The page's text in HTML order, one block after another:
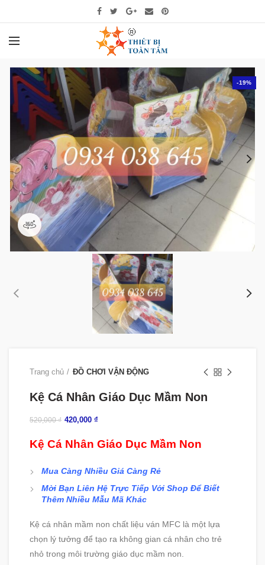
-19%
360 product view
Trang chủ ĐỒ CHƠI VẬN ĐỘNG
Kệ Cá Nhân Giáo Dục Mầm Non
520,000₫ 420,000 ₫
Kệ Cá Nhân Giáo Dục Mầm Non
Mua Càng Nhiều Giá Càng Rẻ
Mời Bạn Liên Hệ Trực Tiếp Với Shop Để Biết
Thêm Nhiều Mẫu Mã Khác
Kệ cá nhân mầm non chất liệu ván MFC là một lựa
chọn lý tưởng để tạo ra không gian cá nhân cho trẻ
nhỏ trong môi trường giáo dục mầm non.